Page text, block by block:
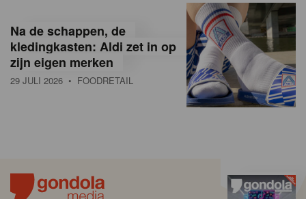
Na de schappen, de
kledingkasten: Aldi zet in op
zijn eigen merken
29 JULI 2026 • FOODRETAIL